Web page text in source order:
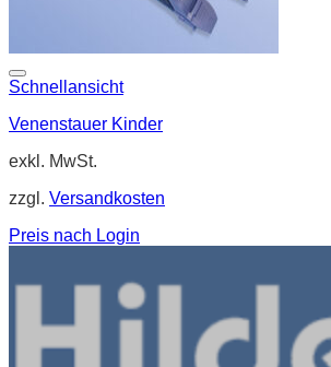
Schnellansicht
Venenstauer Kinder
exkl. MwSt.
zzgl. Versandkosten
Preis nach Login